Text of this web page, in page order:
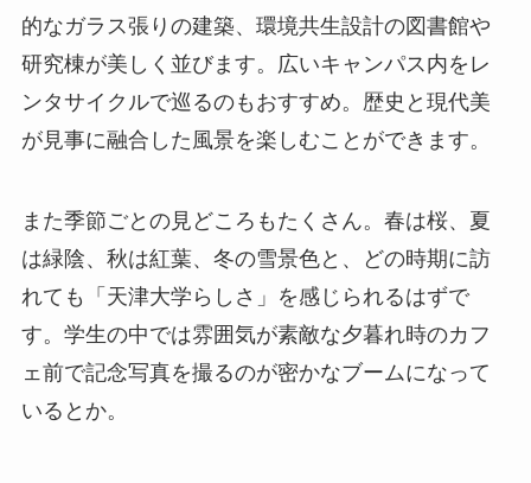
的なガラス張りの建築、環境共生設計の図書館や
研究棟が美しく並びます。広いキャンパス内をレ
ンタサイクルで巡るのもおすすめ。歴史と現代美
が見事に融合した風景を楽しむことができます。
また季節ごとの見どころもたくさん。春は桜、夏
は緑陰、秋は紅葉、冬の雪景色と、どの時期に訪
れても「天津大学らしさ」を感じられるはずで
す。学生の中では雰囲気が素敵な夕暮れ時のカフ
ェ前で記念写真を撮るのが密かなブームになって
いるとか。